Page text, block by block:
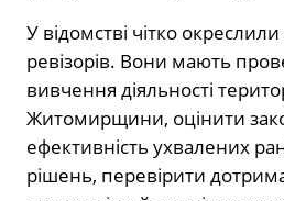
У відомстві чітко
ревізорів. Вони мають
вивчення діяльності
Житомирщини, оцінити
ефективність ухвалених
рішень, перевірити